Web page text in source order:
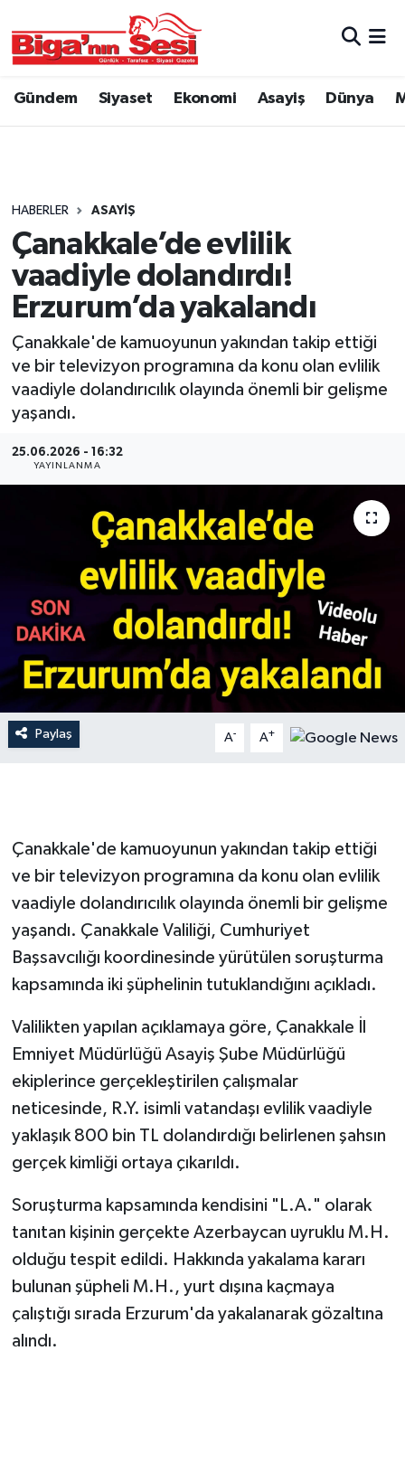
Gündem Siyaset Ekonomi Asayiş Dünya
HABERLER ASAYIŞ
Çanakkale’de evlilik
vaadiyle dolandırdı!
Erzurum’da yakalandı
Çanakkale'de kamuoyunun yakından takip ettiği
ve bir televizyon programına da konu olan evlilik
vaadiyle dolandırıcılık olayında önemli bir gelişme
yaşandı.
25.06.2026 - 16:32
YAYINLANMA
Paylaş A- A+
Çanakkale'de kamuoyunun yakından takip ettiği
ve bir televizyon programına da konu olan evlilik
vaadiyle dolandırıcılık olayında önemli bir gelişme
yaşandı. Çanakkale Valiliği, Cumhuriyet
Başsavcılığı koordinesinde yürütülen soruşturma
kapsamında iki şüphelinin tutuklandığını açıkladı.
Valilikten yapılan açıklamaya göre, Çanakkale İl
Emniyet Müdürlüğü Asayiş Şube Müdürlüğü
ekiplerince gerçekleştirilen çalışmalar
neticesinde, R.Y. isimli vatandaşı evlilik vaadiyle
yaklaşık 800 bin TL dolandırdığı belirlenen şahsın
gerçek kimliği ortaya çıkarıldı.
Soruşturma kapsamında kendisini "L.A." olarak
tanıtan kişinin gerçekte Azerbaycan uyruklu M.H.
olduğu tespit edildi. Hakkında yakalama kararı
bulunan şüpheli M.H., yurt dışına kaçmaya
çalıştığı sırada Erzurum'da yakalanarak gözaltına
alındı.
Asayiş
Belediye
Dünya
Eğitim
Ekonomi
Genel
Hava Durumu
Kültür Sanat
Magazin
Otomobil
Politika
Siyaset
Spor
Teknoloji
Ulusal
Yaşam
Çanakkale Hava Durumu
Tüm Manşetler
Son Dakika Haberleri
Haber Arşivi